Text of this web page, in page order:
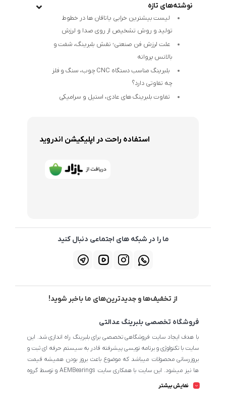
نوشته‌های تازه
لیست بیشترین خرابی‌ یاتاقان ها در خطوط
تولید و روش تشخیص از روی صدا و لرزش
علت لرزش فن صنعتی؛ نقش بلبرینگ، شفت و
بالانس پروانه
بلبرینگ مناسب دستگاه CNC چوب، سنگ و فلز
چه تفاوتی دارد؟
تفاوت بلبرینگ های عادی، استیل و سرامیکی
استفاده راحت در اپلیکیشن اندروید
ما را در شبکه های اجتماعی دنبال کنید
از تخفیف‌ها و جدیدترین‌های ما باخبر شوید!
فروشگاه تخصصی بلبرینگ عدالتی
با هدف ایجاد سایت فروشگاهی تخصصی برای بلبرینگ راه اندازی شد. این
سایت با تکنولوژی و برنامه نویسی پیشرفته قادر به سیستم حرفه ای ثبت و
بروزرسانی محصولات میباشد که موضوع باعث بروز بودن همیشه قیمت
ها نیز میشود. این سایت با همکاری سایت AEMBearings و توسط گروه
نمایش بیشتر